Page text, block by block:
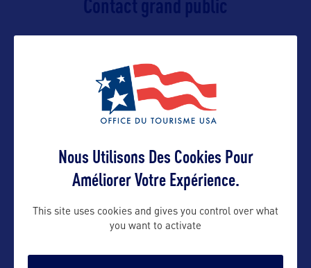
Contact grand public
Suivre
VOIR LE SITE
Nous Utilisons Des Cookies Pour
Améliorer Votre Expérience.
This site uses cookies and gives you control over what
you want to activate